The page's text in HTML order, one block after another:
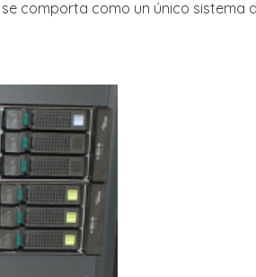
comporta como un único sistema